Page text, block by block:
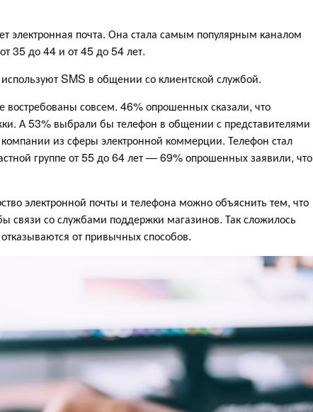
электронная почта. Она стала самым популярным каналом
35 до 44 и от 45 до 54 лет.
используют SMS в общении со клиентской службой.
востребованы совсем. 46% опрошенных сказали, что
А 53% выбрали бы телефон в общении с представителями
из сферы электронной коммерции. Телефон стал
группе от 55 до 64 лет — 69% опрошенных заявили, что
электронной почты и телефона можно объяснить тем, что
связи со службами поддержки магазинов. Так сложилось
от привычных способов.